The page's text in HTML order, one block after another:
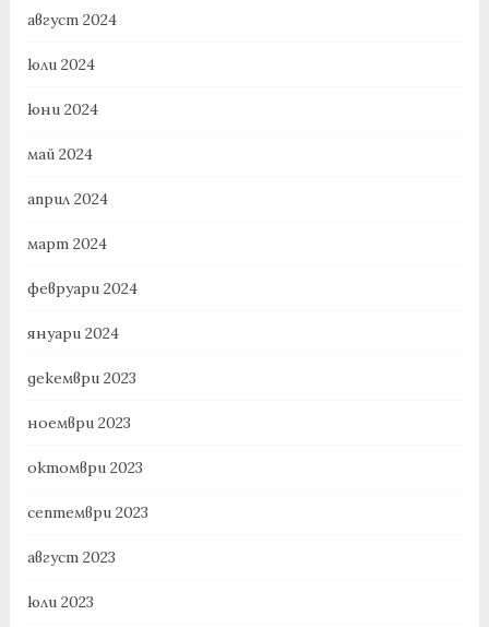
август 2024
юли 2024
юни 2024
май 2024
април 2024
март 2024
февруари 2024
януари 2024
декември 2023
ноември 2023
октомври 2023
септември 2023
август 2023
юли 2023